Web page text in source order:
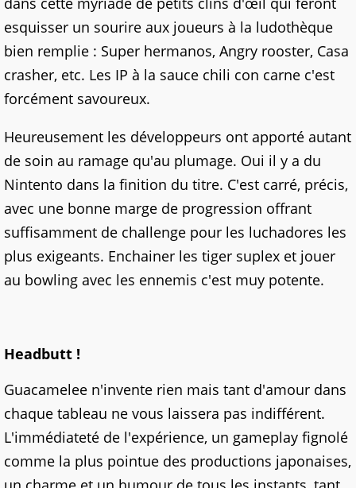
esquisser un sourire aux joueurs à la ludothèque
bien remplie : Super hermanos, Angry rooster, Casa
crasher, etc. Les IP à la sauce chili con carne c'est
forcément savoureux.
Heureusement les développeurs ont apporté autant
de soin au ramage qu'au plumage. Oui il y a du
Nintento dans la finition du titre. C'est carré, précis,
avec une bonne marge de progression offrant
suffisamment de challenge pour les luchadores les
plus exigeants. Enchainer les tiger suplex et jouer
au bowling avec les ennemis c'est muy potente.
Headbutt !
Guacamelee n'invente rien mais tant d'amour dans
chaque tableau ne vous laissera pas indifférent.
L'immédiateté de l'expérience, un gameplay fignolé
comme la plus pointue des productions japonaises,